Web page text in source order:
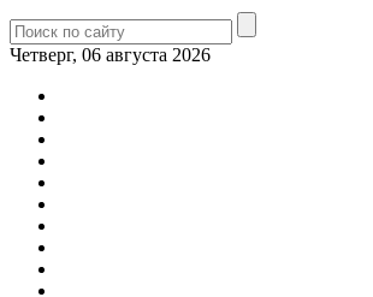
Четверг, 06 августа 2026